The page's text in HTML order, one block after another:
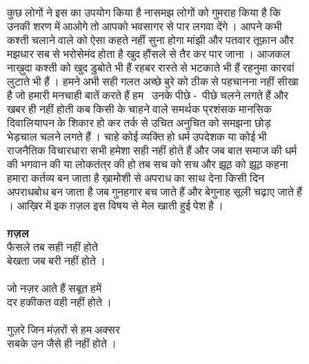
कुछ लोगों ने इस का उपयोग किया है नासमझ लोगों को गुमराह किया है कि
उनकी शरण में आओगे तो आपको भवसागर से पार लगवा देंगे । आपने कभी
कश्ती चलाने वाले को ऐसा कहते नहीं सुना होगा मांझी और पतवार तूफ़ान और
मझधार सब से भरोसेमंद होता है खुद हौंसले से तैर कर पार जाना । आजकल
नाख़ुदा कश्ती को खुद डुबोते भी हैं रहबर रास्ते से भटकाते भी हैं रहनुमा कारवां
लुटाते भी हैं । हमने अभी सही गलत अच्छे बुरे को ठीक से पहचानना नहीं सीखा
है जो हमारी मनचाही बातें करते हैं हम उनके पीछे - पीछे चलने लगते हैं और
खबर ही नहीं होती कब किसी के चाहने वाले समर्थक प्रशंसक मानसिक
दिवालियापन के शिकार हो कर तर्क से उचित अनुचित को समझना छोड़
भेड़चाल चलने लगते हैं । चाहे कोई व्यक्ति हो धर्म उपदेशक या कोई भी
राजनैतिक विचारधारा सभी हमेशा सही नहीं होते हैं और जब बात समाज की धर्म
की भगवान की या लोकतंत्र की हो तब सच को सच और झूठ को झूठ कहना
हमारा कर्तव्य बन जाता है ख़ामोशी से अपराध का साथ देना किसी दिन
अपराधबोध बन जाता है जब गुनहगार बच जाते हैं और बेगुनाह सूली चढ़ाए जाते हैं
। आख़िर में इक ग़ज़ल इस विषय से मेल खाती हुई पेश है ।
ग़ज़ल
फैसले तब सही नहीं होते
बेखता जब बरी नहीं होते ।
जो नज़र आते हैं सबूत हमें
दर हकीकत वही नहीं होते ।
गुज़रे जिन मंज़रों से हम अक्सर
सबके उन जैसे ही नहीं होते ।